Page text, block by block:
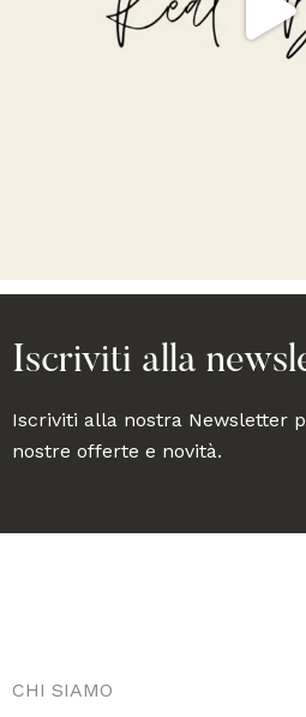
Iscriviti alla
Iscriviti alla nostra Newsletter
nostre offerte e novità.
CHI SIAMO